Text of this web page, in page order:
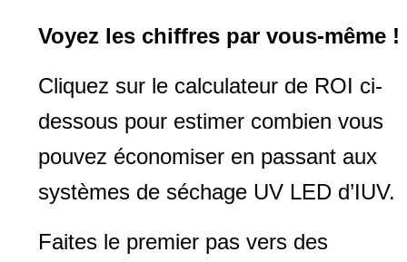
Voyez les chiffres par vous-même !
Cliquez sur le calculateur de ROI ci-
dessous pour estimer combien vous
pouvez économiser en passant aux
systèmes de séchage UV LED d’IUV.
Faites le premier pas vers des